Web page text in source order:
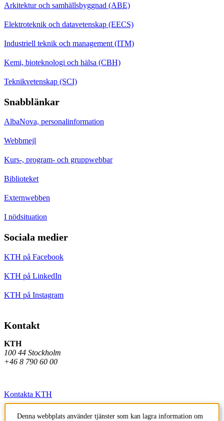
Arkitektur och samhällsbyggnad (ABE)
Elektroteknik och datavetenskap (EECS)
Industriell teknik och management (ITM)
Kemi, bioteknologi och hälsa (CBH)
Teknikvetenskap (SCI)
Snabblänkar
AlbaNova, personalinformation
Webbmejl
Kurs-, program- och gruppwebbar
Biblioteket
Externwebben
I nödsituation
Sociala medier
KTH på Facebook
KTH på LinkedIn
KTH på Instagram
Kontakt
KTH
100 44 Stockholm
+46 8 790 60 00
Kontakta KTH
Jobba på KTH
Denna webbplats använder tjänster som kan lagra information om